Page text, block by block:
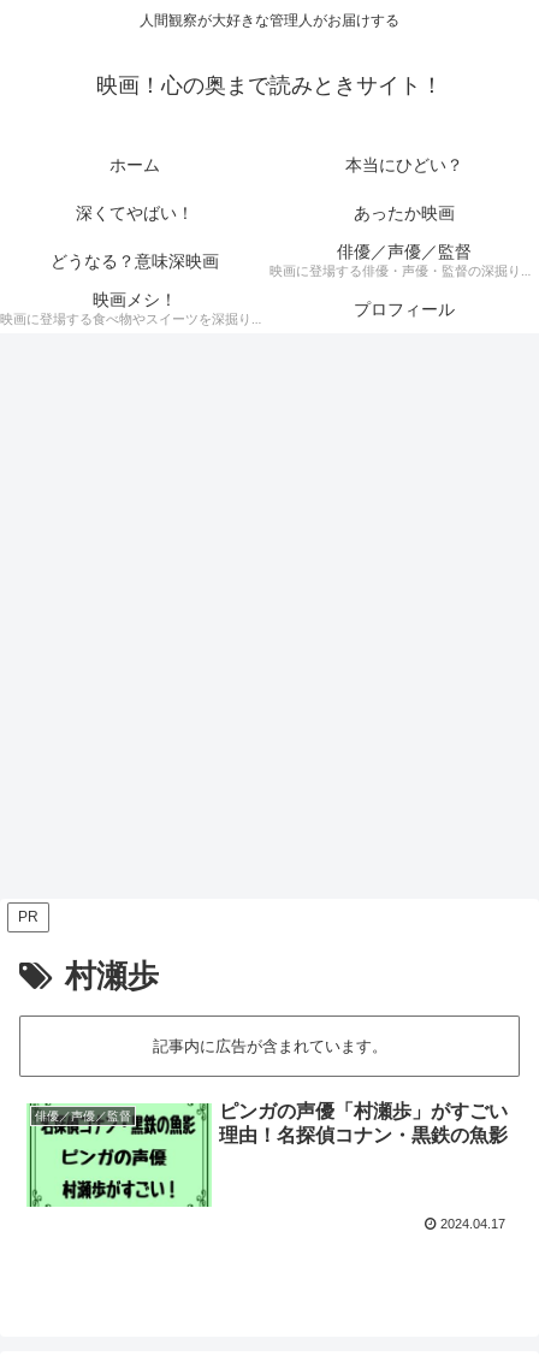
人間観察が大好きな管理人がお届けする
映画！心の奥まで読みときサイト！
ホーム 本当にひどい？
深くてやばい！ あったか映画
どうなる？意味深映画 俳優／声優／監督
映画に登場する俳優・声優・監督の深掘りまとめ記事！
映画メシ！
映画に登場する食べ物やスイーツを深掘り考察！ プロフィール
PR
村瀬歩
記事内に広告が含まれています。
俳優／声優／監督
ピンガの声優「村瀬歩」がすごい
理由！名探偵コナン・黒鉄の魚影
2024.04.17